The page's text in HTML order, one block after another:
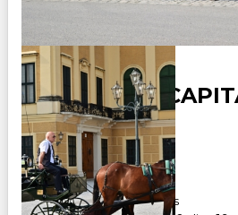
CROACIA Y
IMPERIALES
Duración:
20Días19Noches